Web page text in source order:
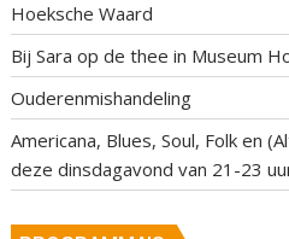
Hoeksche Waard
Bij Sara op de thee in Museum
Ouderenmishandeling
Americana, Blues, Soul, Folk en
deze dinsdagavond van 21-23